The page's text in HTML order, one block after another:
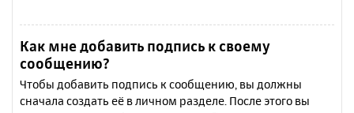
Как мне добавить подпись к своему
сообщению?
Чтобы добавить подпись к сообщению, вы должны
сначала создать её в личном разделе. После этого вы